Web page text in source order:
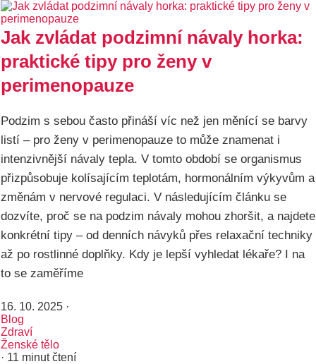
Jak zvládat podzimní návaly horka:
praktické tipy pro ženy v
perimenopauze
Podzim s sebou často přináší víc než jen měnící se barvy
listí – pro ženy v perimenopauze to může znamenat i
intenzivnější návaly tepla. V tomto období se organismus
přizpůsobuje kolísajícím teplotám, hormonálním výkyvům a
změnám v nervové regulaci. V následujícím článku se
dozvíte, proč se na podzim návaly mohou zhoršit, a najdete
konkrétní tipy – od denních návyků přes relaxační techniky
až po rostlinné doplňky. Kdy je lepší vyhledat lékaře? I na
to se zaměříme
16. 10. 2025 ·
Blog
Zdraví
Ženské tělo
· 11 minut čtení